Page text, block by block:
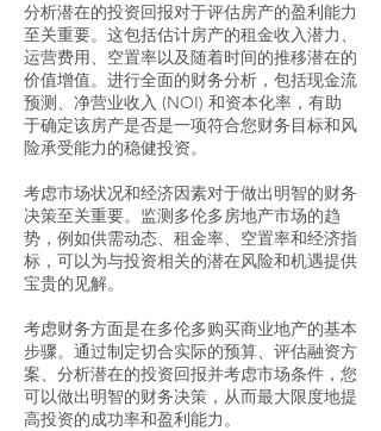
分析潜在的投资回报对于评估房产的盈利能力
至关重要。这包括估计房产的租金收入潜力、
运营费用、空置率以及随着时间的推移潜在的
价值增值。进行全面的财务分析，包括现金流
预测、净营业收入 (NOI) 和资本化率，有助
于确定该房产是否是一项符合您财务目标和风
险承受能力的稳健投资。
考虑市场状况和经济因素对于做出明智的财务
决策至关重要。监测多伦多房地产市场的趋
势，例如供需动态、租金率、空置率和经济指
标，可以为与投资相关的潜在风险和机遇提供
宝贵的见解。
考虑财务方面是在多伦多购买商业地产的基本
步骤。通过制定切合实际的预算、评估融资方
案、分析潜在的投资回报并考虑市场条件，您
可以做出明智的财务决策，从而最大限度地提
高投资的成功率和盈利能力。